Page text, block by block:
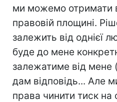
ми можемо отримати
правовій площині.
залежить від однієї
буде до мене
залежатиме від мене
дам відповідь... Але
права чинити тиск на